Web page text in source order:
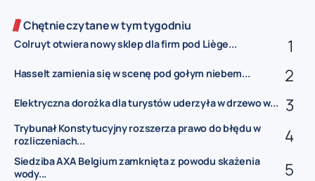
Chętnie czytane w tym tygodniu
Colruyt otwiera nowy sklep dla firm pod Liège...
Hasselt zamienia się w scenę pod gołym niebem...
Elektryczna dorożka dla turystów uderzyła w drzewo w...
Trybunał Konstytucyjny rozszerza prawo do błędu w
rozliczeniach...
Siedziba AXA Belgium zamknięta z powodu skażenia
wody...